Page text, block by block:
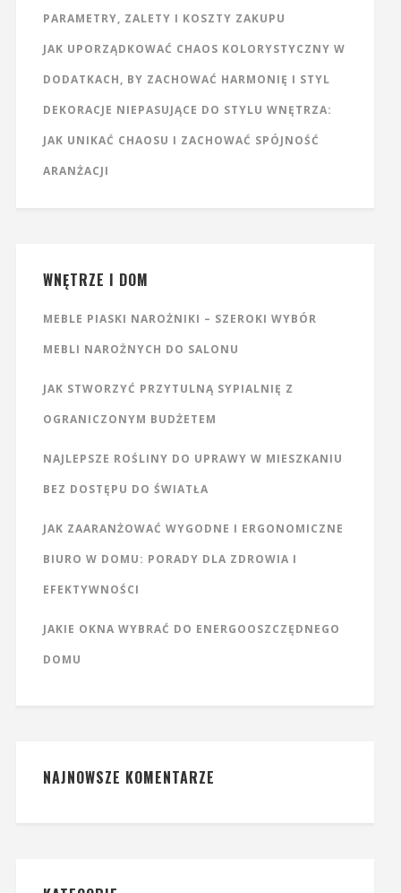
PARAMETRY, ZALETY I KOSZTY ZAKUPU
JAK UPORZĄDKOWAĆ CHAOS KOLORYSTYCZNY W
DODATKACH, BY ZACHOWAĆ HARMONIĘ I STYL
DEKORACJE NIEPASUJĄCE DO STYLU WNĘTRZA:
JAK UNIKAĆ CHAOSU I ZACHOWAĆ SPÓJNOŚĆ
ARANŻACJI
WNĘTRZE I DOM
MEBLE PIASKI NAROŻNIKI – SZEROKI WYBÓR
MEBLI NAROŻNYCH DO SALONU
JAK STWORZYĆ PRZYTULNĄ SYPIALNIĘ Z
OGRANICZONYM BUDŻETEM
NAJLEPSZE ROŚLINY DO UPRAWY W MIESZKANIU
BEZ DOSTĘPU DO ŚWIATŁA
JAK ZAARANŻOWAĆ WYGODNE I ERGONOMICZNE
BIURO W DOMU: PORADY DLA ZDROWIA I
EFEKTYWNOŚCI
JAKIE OKNA WYBRAĆ DO ENERGOOSZCZĘDNEGO
DOMU
NAJNOWSZE KOMENTARZE